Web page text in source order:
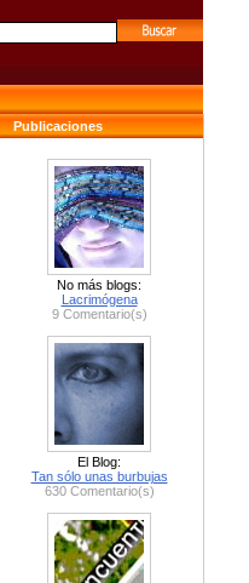
Publicaciones
No más blogs:
Lacrimógena
9 Comentario(s)
El Blog:
Tan sólo unas burbujas
630 Comentario(s)